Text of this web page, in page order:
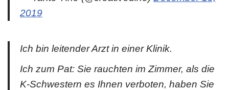
2019
Ich bin leitender Arzt in einer Klinik.
Ich zum Pat: Sie rauchten im Zimmer, als die
K-Schwestern es Ihnen verboten, haben Sie